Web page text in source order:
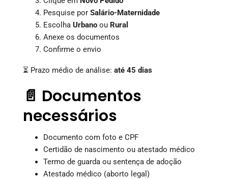
Pesquise por Salário-Maternidade
Escolha Urbano ou Rural
Anexe os documentos
Confirme o envio
⏳ Prazo médio de análise: até 45 dias
📄 Documentos
necessários
Documento com foto e CPF
Certidão de nascimento ou atestado médico
Termo de guarda ou sentença de adoção
Atestado médico (aborto legal)